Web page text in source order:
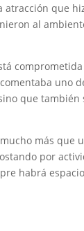
que
al
uno
que
más que
por
habrá